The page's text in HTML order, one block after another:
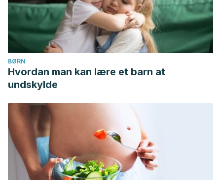
BØRN
Hvordan man kan lære et barn at
undskylde